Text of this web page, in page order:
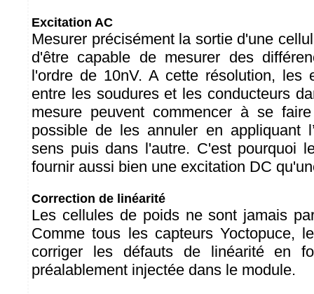
Excitation AC
Mesurer précisément la sortie d'une
d'être capable de mesurer des
l'ordre de 10nV. A cette résolution, les
entre les soudures et les conducteurs
mesure peuvent commencer à se
possible de les annuler en appliquant
sens puis dans l'autre. C'est pourquoi
fournir aussi bien une excitation DC
Correction de linéarité
Les cellules de poids ne sont jamais
Comme tous les capteurs Yoctopuce,
corriger les défauts de linéarité en
préalablement injectée dans le module.